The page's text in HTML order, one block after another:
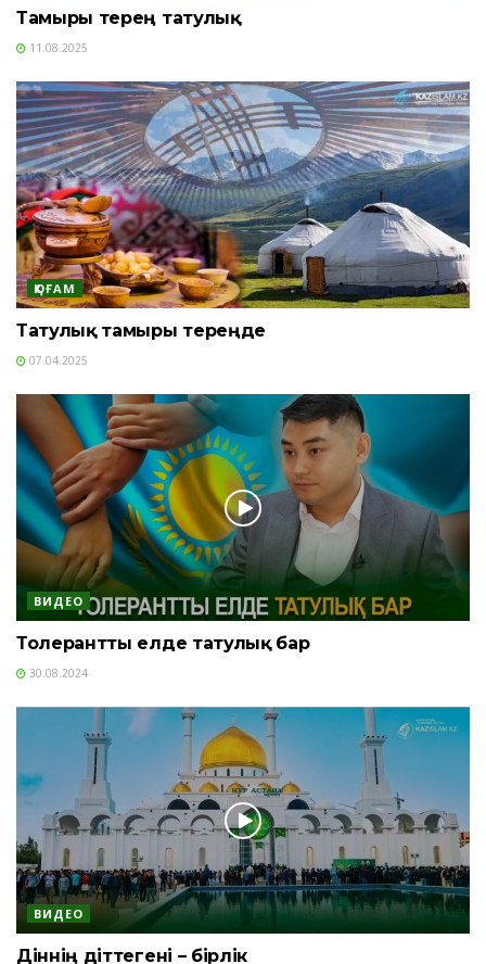
Тамыры терең татулық
11.08.2025
ҚОҒАМ
Татулық тамыры тереңде
07.04.2025
ВИДЕО
Толерантты елде татулық бар
30.08.2024
ВИДЕО
Діннің діттегені – бірлік